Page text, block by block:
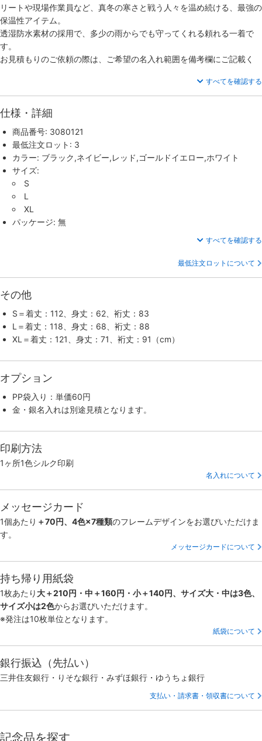
リートや現場作業員など、真冬の寒さと戦う人々を温め続ける、最強の
保温性アイテム。
透湿防水素材の採用で、多少の雨からでも守ってくれる頼れる一着で
す。
お見積もりのご依頼の際は、ご希望の名入れ範囲を備考欄にご記載く
すべてを確認する
仕様・詳細
商品番号: 3080121
最低注文ロット: 3
カラー: ブラック,ネイビー,レッド,ゴールドイエロー,ホワイト
サイズ:
S
L
XL
パッケージ: 無
すべてを確認する
最低注文ロットについて
その他
S＝着丈：112、身丈：62、裄丈：83
L＝着丈：118、身丈：68、裄丈：88
XL＝着丈：121、身丈：71、裄丈：91（cm）
オプション
PP袋入り：単価60円
金・銀名入れは別途見積となります。
印刷方法
1ヶ所1色シルク印刷
名入れについて
メッセージカード
1個あたり ＋70円、4色×7種類のフレームデザインをお選びいただけま
す。
メッセージカードについて
持ち帰り用紙袋
1枚あたり 大＋210円・中＋160円・小＋140円、サイズ大・中は3色、
サイズ小は2色からお選びいただけます。
※発注は10枚単位となります。
紙袋について
銀行振込（先払い）
三井住友銀行・りそな銀行・みずほ銀行・ゆうちょ銀行
支払い・請求書・領収書について
記念品を探す